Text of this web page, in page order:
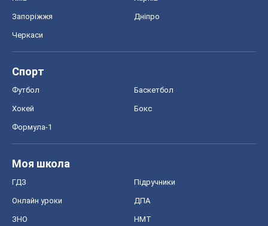
Запоріжжя Дніпро
Черкаси
Спорт
Футбол Баскетбол
Хокей Бокс
Формула-1
Моя школа
ГДЗ Підручники
Онлайн уроки ДПА
ЗНО НМТ